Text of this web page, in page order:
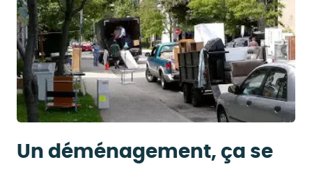
Un déménagement, ça se